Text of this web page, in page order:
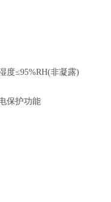
≤95%RH(非凝露)
保护功能